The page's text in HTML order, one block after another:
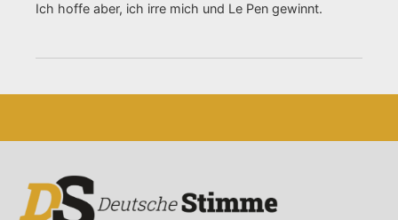
Ich hoffe aber, ich irre mich und Le Pen gewinnt.